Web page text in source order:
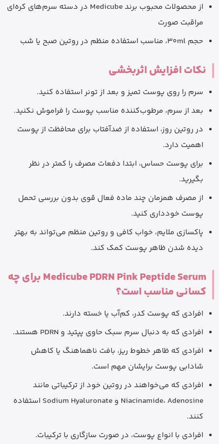
از محصولات محبوب برند Medicube در دسته سرم‌های کره‌ای
مراقبت صورت
حجم 30ml، مناسب استفاده منظم در روتین صبح یا شب
نکات افزایش اثربخشی
سرم را روی پوست تمیز و بعد از تونر استفاده کنید.
بعد از سرم، مرطوب‌کننده مناسب پوست را فراموش نکنید.
در روتین روز، استفاده از ضدآفتاب برای محافظت از پوست
اهمیت دارد.
برای پوست حساس، ابتدا دفعات مصرف را کمتر در نظر
بگیرید.
از مصرف همزمان چند ماده فعال قوی بدون بررسی تحمل
پوست خودداری کنید.
پاکسازی ملایم، خواب کافی و روتین منظم می‌تواند به بهتر
دیده شدن ظاهر پوست کمک کند.
Medicube PDRN Pink Peptide Serum برای چه
کسانی مناسب است؟
افرادی که پوست کدر، کم‌آب یا خسته دارند.
افرادی که به دنبال سرم سبک حاوی پپتید و PDRN هستند.
افرادی که ظاهر خطوط ریز، بافت ناهماهنگ یا کاهش
شادابی پوست برایشان مهم است.
افرادی که می‌خواهند در روتین خود از ترکیباتی مانند
Niacinamide، Adenosine و Sodium Hyaluronate استفاده
کنند.
افرادی با انواع پوست، در صورت سازگاری با ترکیبات.